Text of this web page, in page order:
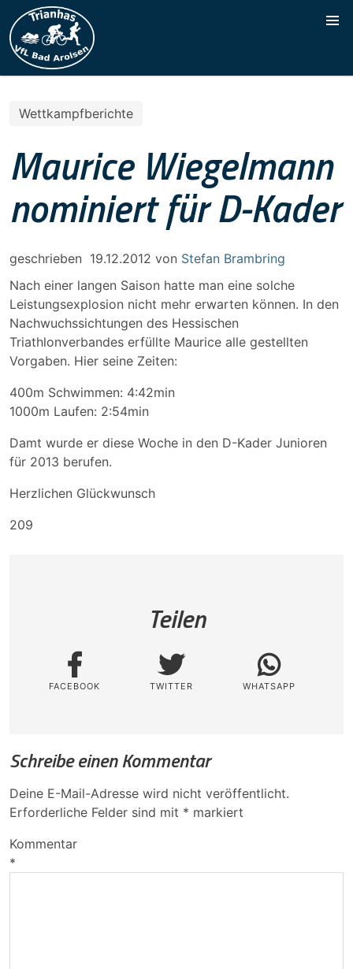
Wettkampfberichte
Maurice Wiegelmann
nominiert für D-Kader
geschrieben 19.12.2012 von Stefan Brambring
Nach einer langen Saison hatte man eine solche
Leistungsexplosion nicht mehr erwarten können. In den
Nachwuchssichtungen des Hessischen
Triathlonverbandes erfüllte Maurice alle gestellten
Vorgaben. Hier seine Zeiten:
400m Schwimmen: 4:42min
1000m Laufen: 2:54min
Damt wurde er diese Woche in den D-Kader Junioren
für 2013 berufen.
Herzlichen Glückwunsch
209
Teilen
FACEBOOK TWITTER WHATSAPP
Schreibe einen Kommentar
Deine E-Mail-Adresse wird nicht veröffentlicht.
Erforderliche Felder sind mit * markiert
Kommentar
*